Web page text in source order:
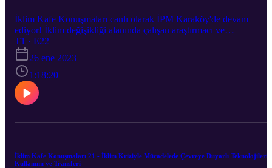
İklim Kafe Konuşmaları canlı olarak İPM Karaköy'de devam
ediyor! İklim değişikliği alanında çalışan araştırmacı ve
akademisyenleri bir araya getirdiğimiz İklim Kafe Konuşmaları’nın
yirmiikincisi "Değişen İklimde Kış Turizmi: Kayak Merkezlerinde
Neden Kar Yok?" 18 Ocak'ta Ümit Şahin’in moderatörlüğünde
Cenk Demiroğlu ile gerçekleşti.
T1 · E22
26 ene 2023
1:18:20
İklim Kafe Konuşmaları 21 - İklim Kriziyle Mücadelede Çevreye Duyarlı Teknolojilerin
Kullanımı ve Transferi